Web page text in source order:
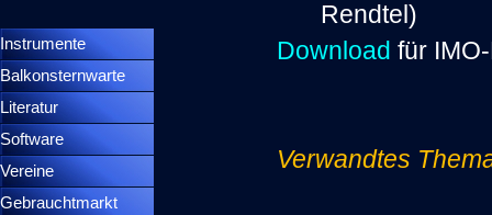
Instrumente
Balkonsternwarte
Literatur
Software
Vereine
Gebrauchtmarkt
Rendtel)
Downloadfür
Verwandtes